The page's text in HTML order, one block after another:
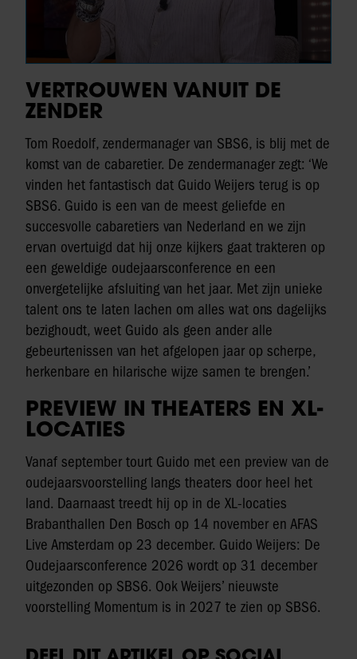
VERTROUWEN VANUIT DE
ZENDER
Tom Roedolf, zendermanager van SBS6, is blij met de
komst van de cabaretier. De zendermanager zegt: ‘We
vinden het fantastisch dat Guido Weijers terug is op
SBS6. Guido is een van de meest geliefde en
succesvolle cabaretiers van Nederland en we zijn
ervan overtuigd dat hij onze kijkers gaat trakteren op
een geweldige oudejaarsconference en een
onvergetelijke afsluiting van het jaar. Met zijn unieke
talent ons te laten lachen om alles wat ons dagelijks
bezighoudt, weet Guido als geen ander alle
gebeurtenissen van het afgelopen jaar op scherpe,
herkenbare en hilarische wijze samen te brengen.’
PREVIEW IN THEATERS EN XL-
LOCATIES
Vanaf september tourt Guido met een preview van de
oudejaarsvoorstelling langs theaters door heel het
land. Daarnaast treedt hij op in de XL-locaties
Brabanthallen Den Bosch op 14 november en AFAS
Live Amsterdam op 23 december. Guido Weijers: De
Oudejaarsconference 2026 wordt op 31 december
uitgezonden op SBS6. Ook Weijers’ nieuwste
voorstelling Momentum is in 2027 te zien op SBS6.